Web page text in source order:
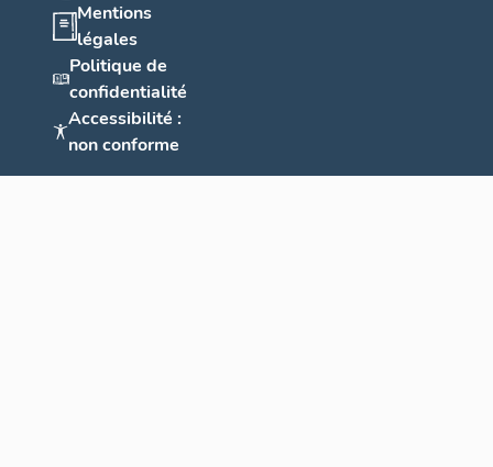
Mentions
légales
Politique de
confidentialité
Accessibilité :
non conforme